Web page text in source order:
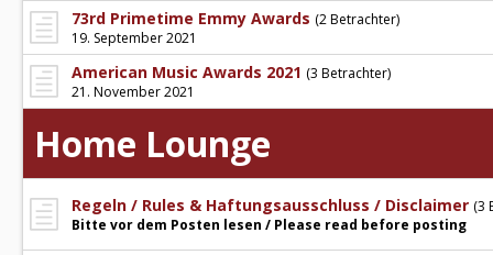
73rd Primetime Emmy Awards (2 Betrachter)
19. September 2021
American Music Awards 2021 (3 Betrachter)
21. November 2021
Home Lounge
Regeln / Rules & Haftungsausschluss / Disclaimer (3
Bitte vor dem Posten lesen / Please read before posting